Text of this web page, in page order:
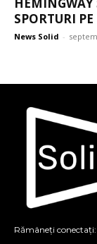
HEMINGWAY
SPORTURI
News Solid -
Rămâneți conectați: